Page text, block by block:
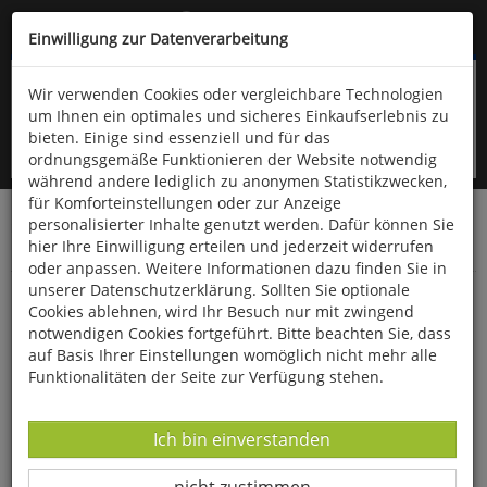
Kompletten Head der Seite überspringen
oder (06766) 9323-960
Startseite Bücher Quelle & Meyer Verlag
Fauna
Bestimmungskarten
Heimische Schwebfliegen
Einwilligung zur Datenverarbeitung
Wir verwenden Cookies oder vergleichbare Technologien
um Ihnen ein optimales und sicheres Einkaufserlebnis zu
bieten. Einige sind essenziell und für das
ordnungsgemäße Funktionieren der Website notwendig
während andere lediglich zu anonymen Statistikzwecken,
für Komforteinstellungen oder zur Anzeige
personalisierter Inhalte genutzt werden. Dafür können Sie
hier Ihre Einwilligung erteilen und jederzeit widerrufen
oder anpassen. Weitere Informationen dazu finden Sie in
unserer Datenschutzerklärung. Sollten Sie optionale
Cookies ablehnen, wird Ihr Besuch nur mit zwingend
notwendigen Cookies fortgeführt. Bitte beachten Sie, dass
auf Basis Ihrer Einstellungen womöglich nicht mehr alle
Funktionalitäten der Seite zur Verfügung stehen.
Datenverarbeitung -
Ich bin einverstanden